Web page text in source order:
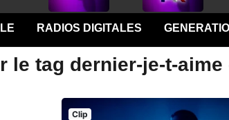
RADIOS DIGITALES
le tag dernier-je-t-
Clip